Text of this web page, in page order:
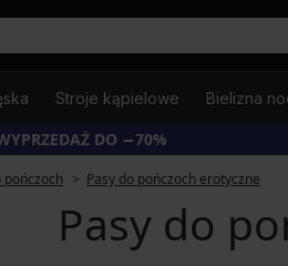
Stroje kąpielowe Bielizna
DO −70%
pończoch Pasy do pończoch erotyczne
Pasy do